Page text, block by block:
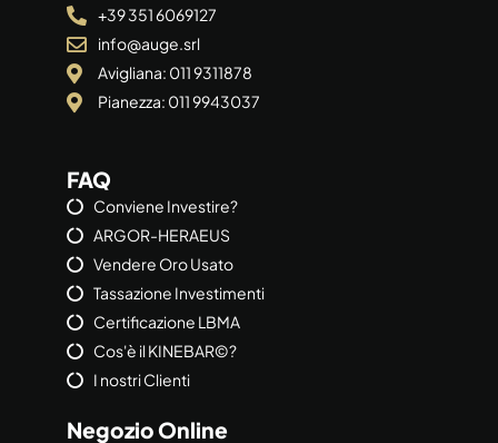
+39 351 6069127
info@auge.srl
Avigliana: 011 9311878
Pianezza: 011 9943037
FAQ
Conviene Investire?
ARGOR-HERAEUS
Vendere Oro Usato
Tassazione Investimenti
Certificazione LBMA
Cos'è il KINEBAR©?
I nostri Clienti
Negozio Online